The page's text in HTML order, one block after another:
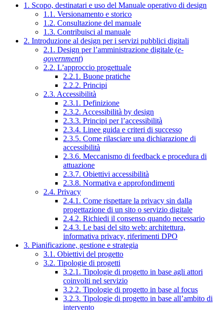
1. Scopo, destinatari e uso del Manuale operativo di design
1.1. Versionamento e storico
1.2. Consultazione del manuale
1.3. Contribuisci al manuale
2. Introduzione al design per i servizi pubblici digitali
2.1. Design per l’amministrazione digitale (e-
government)
2.2. L’approccio progettuale
2.2.1. Buone pratiche
2.2.2. Principi
2.3. Accessibilità
2.3.1. Definizione
2.3.2. Accessibilità by design
2.3.3. Principi per l’accessibilità
2.3.4. Linee guida e criteri di successo
2.3.5. Come rilasciare una dichiarazione di
accessibilità
2.3.6. Meccanismo di feedback e procedura di
attuazione
2.3.7. Obiettivi accessibilità
2.3.8. Normativa e approfondimenti
2.4. Privacy
2.4.1. Come rispettare la privacy sin dalla
progettazione di un sito o servizio digitale
2.4.2. Richiedi il consenso quando necessario
2.4.3. Le basi del sito web: architettura,
informativa privacy, riferimenti DPO
3. Pianificazione, gestione e strategia
3.1. Obiettivi del progetto
3.2. Tipologie di progetti
3.2.1. Tipologie di progetto in base agli attori
coinvolti nel servizio
3.2.2. Tipologie di progetto in base al focus
3.2.3. Tipologie di progetto in base all’ambito di
intervento